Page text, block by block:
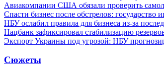
Авиакомпании США обязали проверить
Спасти бизнес после обстрелов:
НБУ ослабил правила для бизнеса из-за
Нацбанк зафиксировал стабилизацию
Экспорт Украины под угрозой: НБУ
Сюжеты